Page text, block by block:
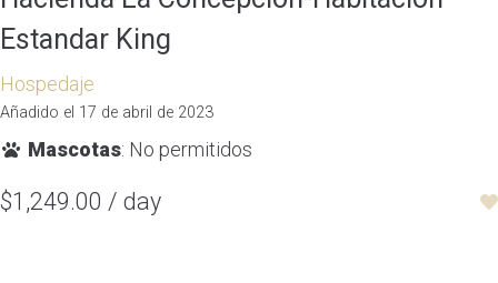
Estandar King
Hospedaje
Añadido el 17 de abril de 2023
Mascotas: No permitidos
$1,249.00 / day